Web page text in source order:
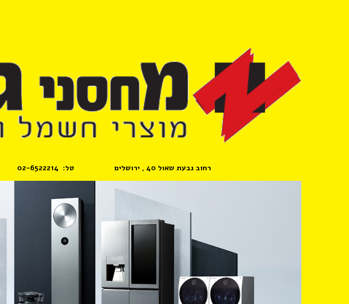
רחוב גבעת שאול 40 , ירושלים
  טל:  02-6522214         פקס:  02-6515716             M